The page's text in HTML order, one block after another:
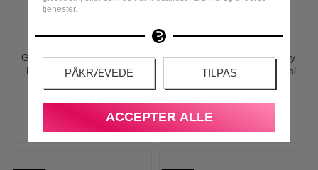
tjenester.
PÅKRÆVEDE TILPAS
ACCEPTER ALLE
Giorgio Armani - Sí Eau de
Parfum Sæt - 30 ml Edp,
695,00
595,00
Issey Miyake - Le Sel D'Issey
Eau de Parfum Refill - 150 ml
1.060,00
595,00